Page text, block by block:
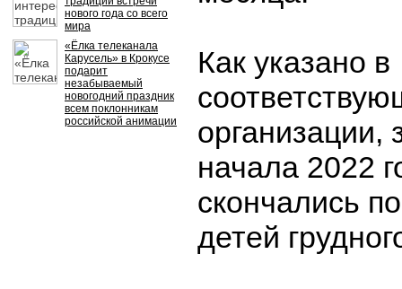
нового года со всего
мира
«Ёлка телеканала
Карусель» в Крокусе
подарит
незабываемый
новогодний праздник
всем поклонникам
российской анимации
Как указано в
организации,
начала 2022
скончались
детей